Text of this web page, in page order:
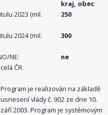
kraj, obec
2023 (mil.
250
2024 (mil.
300
NE:
ne
celá ČR
Program je realizován na základě
usnesení vlády č. 902 ze dne 10.
září 2003. Program je systémovým